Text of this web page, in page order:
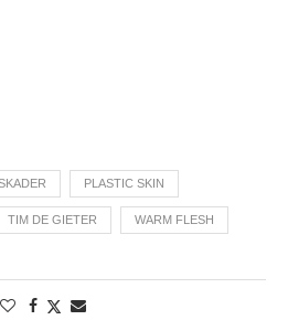
PLASTIC SKIN
TIM DE GIETER WARM FLESH